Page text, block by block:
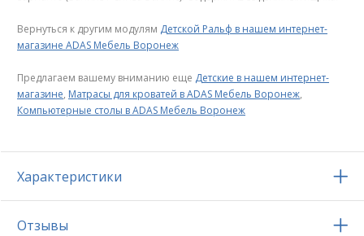
Вернуться к другим модулям Детской Ральф в нашем интернет-
магазине ADAS Мебель Воронеж
Предлагаем вашему вниманию еще Детские в нашем интернет-
магазине, Матрасы для кроватей в ADAS Мебель Воронеж,
Компьютерные столы в ADAS Мебель Воронеж
Характеристики
Отзывы